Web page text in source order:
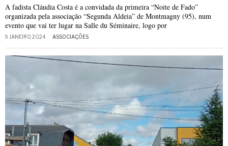
A fadista Cláudia Costa é a convidada da primeira “Noite de Fado”
organizada pela associação “Segunda Aldeia” de Montmagny (95), num
evento que vai ter lugar na Salle du Séminaire, logo por
9 JANEIRO, 2024 ASSOCIAÇÕES